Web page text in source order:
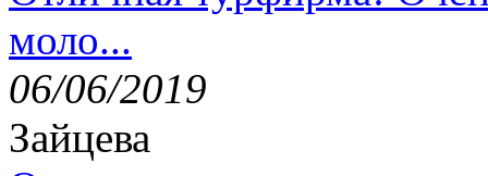
моло...
06/06/2019
Зайцева